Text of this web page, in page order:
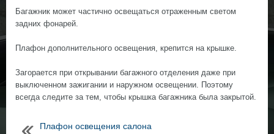
Багажник может частично освещаться отраженным светом
задних фонарей.
Плафон дополнительного освещения, крепится на крышке.
Загорается при открывании багажного отделения даже при
выключенном зажигании и наружном освещении. Поэтому
всегда следите за тем, чтобы крышка багажника была закрытой.
Плафон освещения салона